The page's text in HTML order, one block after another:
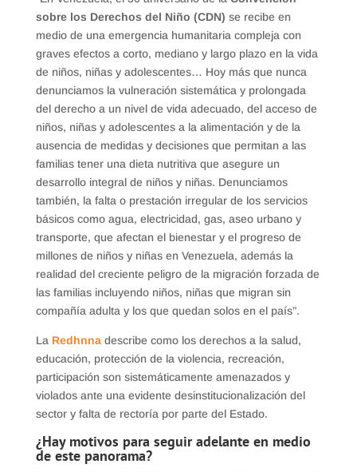
sobre los Derechos del Niño (CDN) se recibe en
medio de una emergencia humanitaria compleja con
graves efectos a corto, mediano y largo plazo en la vida
de niños, niñas y adolescentes… Hoy más que nunca
denunciamos la vulneración sistemática y prolongada
del derecho a un nivel de vida adecuado, del acceso de
niños, niñas y adolescentes a la alimentación y de la
ausencia de medidas y decisiones que permitan a las
familias tener una dieta nutritiva que asegure un
desarrollo integral de niños y niñas. Denunciamos
también, la falta o prestación irregular de los servicios
básicos como agua, electricidad, gas, aseo urbano y
transporte, que afectan el bienestar y el progreso de
millones de niños y niñas en Venezuela, además la
realidad del creciente peligro de la migración forzada de
las familias incluyendo niños, niñas que migran sin
compañía adulta y los que quedan solos en el país”.
La Redhnna describe como los derechos a la salud,
educación, protección de la violencia, recreación,
participación son sistemáticamente amenazados y
violados ante una evidente desinstitucionalización del
sector y falta de rectoría por parte del Estado.
¿Hay motivos para seguir adelante en medio
de este panorama?